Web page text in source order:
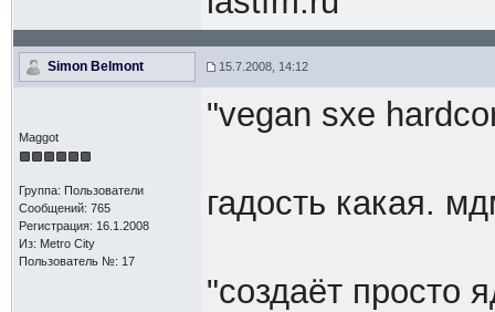
Simon Belmont 15.7.2008, 14:12
Maggot
Группа: Пользователи
Сообщений: 765
Регистрация: 16.1.2008
Из: Metro City
Пользователь №: 17
"vegan sxe
гадость какая.
"создаёт просто